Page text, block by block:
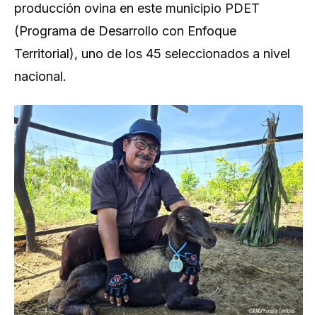
producción ovina en este municipio PDET
(Programa de Desarrollo con Enfoque
Territorial), uno de los 45 seleccionados a nivel
nacional.